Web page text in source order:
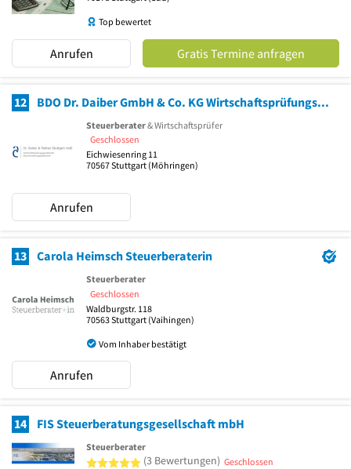
Top bewertet
Anrufen Gratis Termine anfragen
12 BDO Dr. Daiber GmbH & Co. KG Wirtschaftsprüfungsgesellschaft
Steuerberater& Wirtschaftsprüfer
Geschlossen
Eichwiesenring 11
70567Stuttgart (Möhringen)
Anrufen
13 Carola Heimsch Steuerberaterin
Steuerberater
Geschlossen
Waldburgstr. 118
70563Stuttgart (Vaihingen)
Vom Inhaber bestätigt
Anrufen
14 FIS Steuerberatungsgesellschaft mbH
Steuerberater
5 von 5 Sternen
(3 Bewertungen) Geschlossen